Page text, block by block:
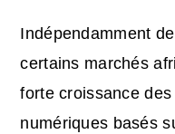
Indépendamment
certains marchés
forte croissance
numériques basés